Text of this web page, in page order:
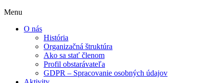
Menu
O nás
História
Organizačná štruktúra
Ako sa stať členom
Profil obstarávateľa
GDPR – Spracovanie osobných údajov